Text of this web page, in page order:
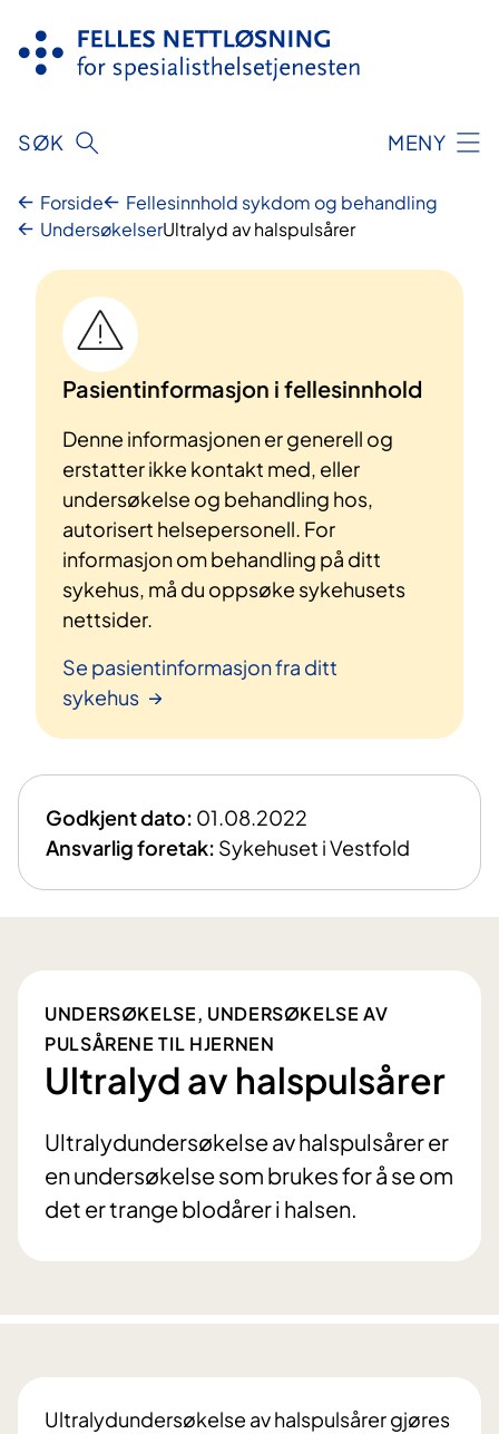
innhold
SØK MENY
Forside
Fellesinnhold sykdom og behandling
UndersøkelserUltralyd av halspulsårer
Pasientinformasjon i fellesinnhold
Denne informasjonen er generell og
erstatter ikke kontakt med, eller
undersøkelse og behandling hos,
autorisert helsepersonell. For
informasjon om behandling på ditt
sykehus, må du oppsøke sykehusets
nettsider.
Se pasientinformasjon fra ditt
sykehus
Godkjent dato: 01.08.2022
Ansvarlig foretak: Sykehuset i Vestfold
UNDERSØKELSE, UNDERSØKELSE AV
PULSÅRENE TIL HJERNEN
Ultralyd av halspulsårer
Ultralydundersøkelse av halspulsårer er
en undersøkelse som brukes for å se om
det er trange blodårer i halsen.
Ultralydundersøkelse av halspulsårer gjøres